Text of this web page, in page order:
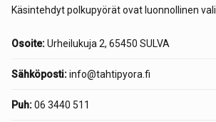
Käsintehdyt polkupyörät ovat luonnollinen
Osoite:Urheilukuja 2, 65450 SULVA
Sähköposti:info@tahtipyora.fi
Puh:06 3440 511